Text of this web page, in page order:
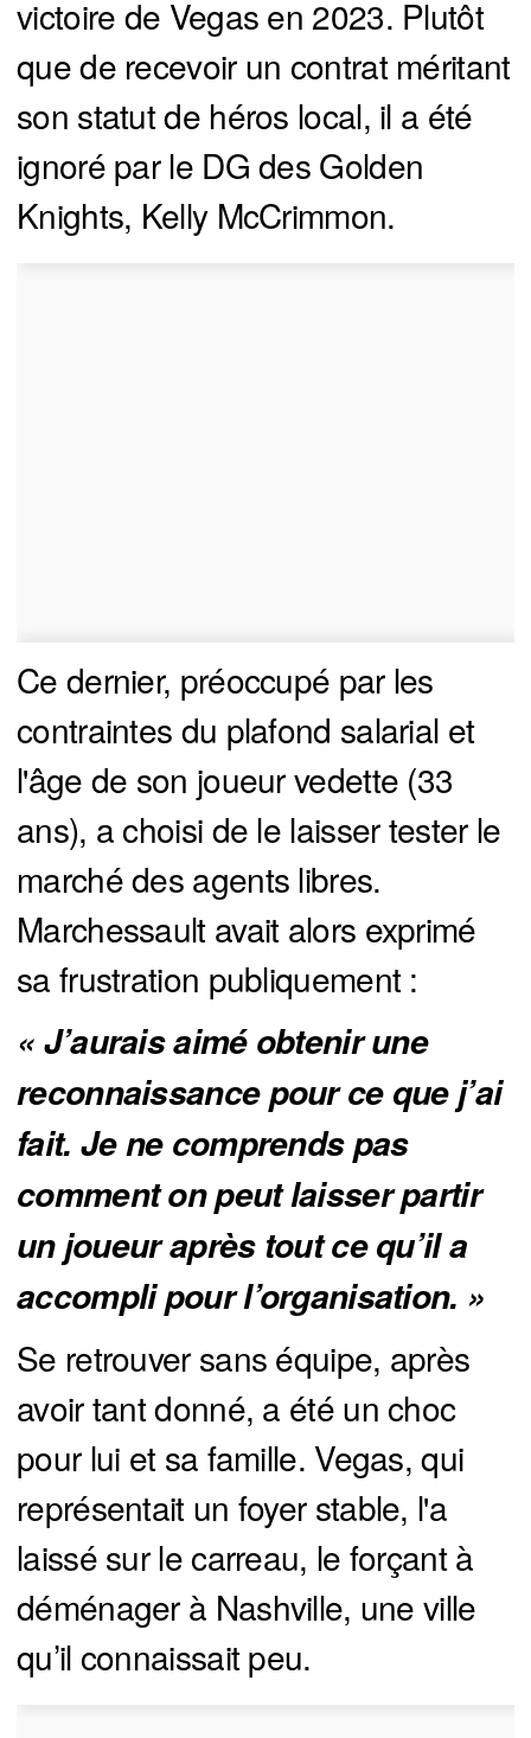
victoire de Vegas en 2023. Plutôt
que de recevoir un contrat méritant
son statut de héros local, il a été
ignoré par le DG des Golden
Knights, Kelly McCrimmon.
Ce dernier, préoccupé par les
contraintes du plafond salarial et
l'âge de son joueur vedette (33
ans), a choisi de le laisser tester le
marché des agents libres.
Marchessault avait alors exprimé
sa frustration publiquement :
« J’aurais aimé obtenir une
reconnaissance pour ce que j’ai
fait. Je ne comprends pas
comment on peut laisser partir
un joueur après tout ce qu’il a
accompli pour l’organisation. »
Se retrouver sans équipe, après
avoir tant donné, a été un choc
pour lui et sa famille. Vegas, qui
représentait un foyer stable, l'a
laissé sur le carreau, le forçant à
déménager à Nashville, une ville
qu’il connaissait peu.